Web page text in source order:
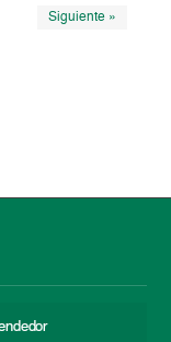
Siguiente »